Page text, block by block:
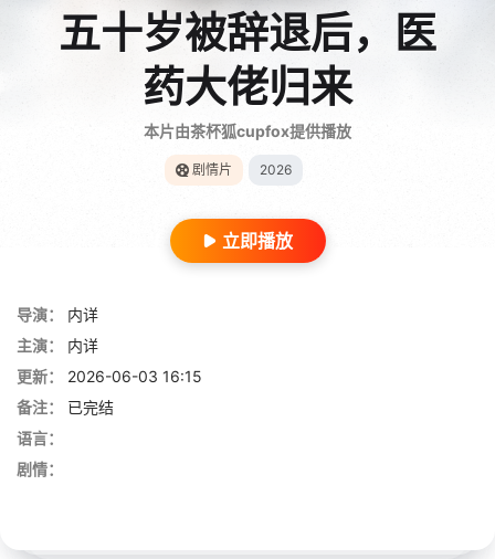
五十岁被辞退后，医
药大佬归来
本片由茶杯狐cupfox提供播放
剧情片 2026
立即播放
导演：
内详
主演：
内详
更新：
2026-06-03 16:15
备注：
已完结
语言：
剧情：